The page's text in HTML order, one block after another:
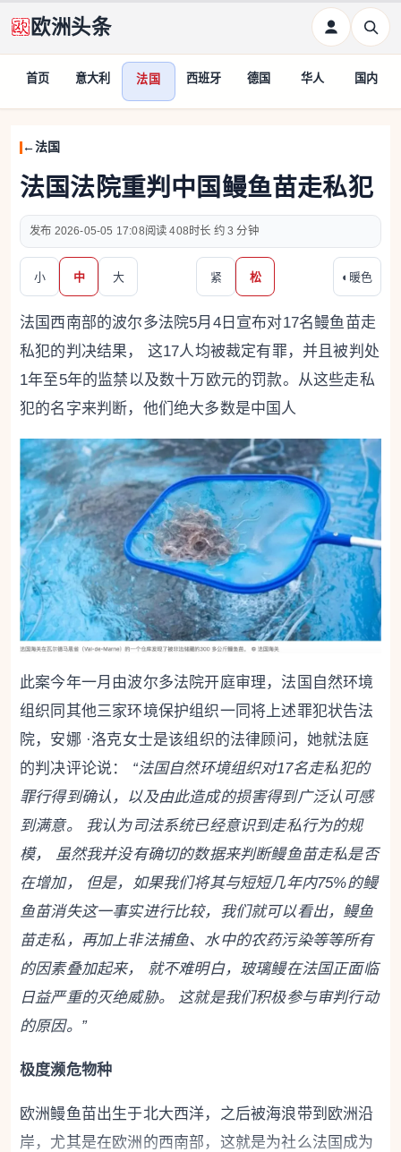
欧洲头条
首页 意大利 法国 西班牙 德国 华人 国内
法国
法国法院重判中国鳗鱼苗走私犯
2026-05-05 17:08 408 约 3 分钟
小 中 大 紧 松 ◐ 暖色
法国西南部的波尔多法院5月4日宣布对17名鳗鱼苗走
私犯的判决结果， 这17人均被裁定有罪，并且被判处
1年至5年的监禁以及数十万欧元的罚款。从这些走私
犯的名字来判断，他们绝大多数是中国人
此案今年一月由波尔多法院开庭审理，法国自然环境
组织同其他三家环境保护组织一同将上述罪犯状告法
院，安娜 ·洛克女士是该组织的法律顾问，她就法庭
的判决评论说：
“法国自然环境组织对17名走私犯的
罪行得到确认，以及由此造成的损害得到广泛认可感
到满意。 我认为司法系统已经意识到走私行为的规
模， 虽然我并没有确切的数据来判断鳗鱼苗走私是否
在增加， 但是，如果我们将其与短短几年内75%的鳗
鱼苗消失这一事实进行比较，我们就可以看出，鳗鱼
苗走私，再加上非法捕鱼、水中的农药污染等等所有
的因素叠加起来， 就不难明白，玻璃鳗在法国正面临
日益严重的灭绝威胁。 这就是我们积极参与审判行动
的原因。”
极度濒危物种
欧洲鳗鱼苗出生于北大西洋，之后被海浪带到欧洲沿
岸，尤其是在欧洲的西南部，这就是为社么法国成为